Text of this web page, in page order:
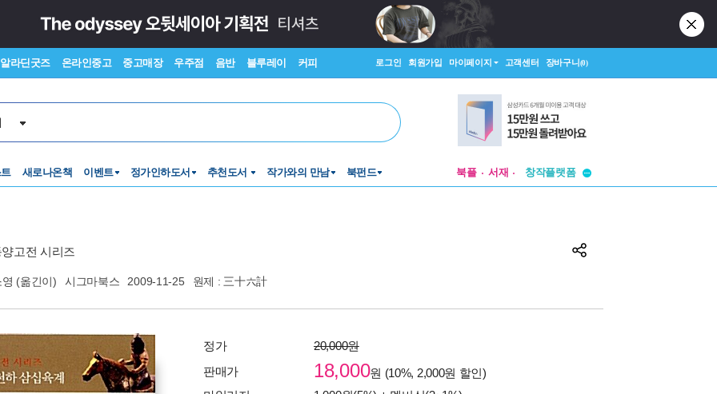
알라딘굿즈 온라인중고 중고매장 우주점 음반 블루레이 커피 로그인 회원가입 마이페이지 고객센터 장바구니(0)
새로나온책 이벤트 정가인하도서 추천도서 작가와의 만남 북펀드 북플 서재
투비컨티뉴드
투비컨티뉴드
고전 시리즈
(옮긴이) 시그마북스 2009-11-25 원제 : 三十六計
정가
20,000원
판매가
18,000원 (10%, 2,000원 할인)